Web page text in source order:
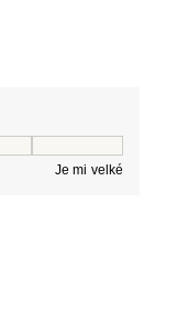
Je mi velké